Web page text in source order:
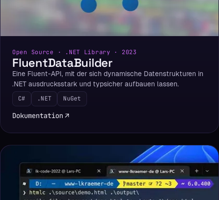
Open Source · .NET Library · 2023
FluentDataBuilder
Eine Fluent-API, mit der sich dynamische Datenstrukturen in
.NET ausdrucksstark und typsicher aufbauen lassen.
C#
.NET NuGet
Dokumentation